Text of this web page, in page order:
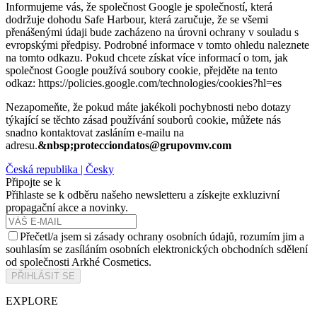
Informujeme vás, že společnost Google je společností, která
dodržuje dohodu Safe Harbour, která zaručuje, že se všemi
přenášenými údaji bude zacházeno na úrovni ochrany v souladu s
evropskými předpisy. Podrobné informace v tomto ohledu naleznete
na tomto odkazu. Pokud chcete získat více informací o tom, jak
společnost Google používá soubory cookie, přejděte na tento
odkaz: https://policies.google.com/technologies/cookies?hl=es
Nezapomeňte, že pokud máte jakékoli pochybnosti nebo dotazy
týkající se těchto zásad používání souborů cookie, můžete nás
snadno kontaktovat zasláním e-mailu na
adresu.&nbsp;protecciondatos@grupovmv.com
Česká republika | Česky
Připojte se k
Přihlaste se k odběru našeho newsletteru a získejte exkluzivní
propagační akce a novinky.
Přečetl/a jsem si zásady ochrany osobních údajů, rozumím jim a
souhlasím se zasíláním osobních elektronických obchodních sdělení
od společnosti Arkhé Cosmetics.
PŘIHLÁSIT SE
EXPLORE